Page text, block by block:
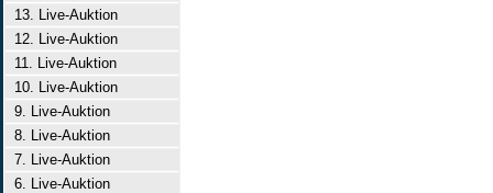
13. Live-Auktion
12. Live-Auktion
11. Live-Auktion
10. Live-Auktion
9. Live-Auktion
8. Live-Auktion
7. Live-Auktion
6. Live-Auktion